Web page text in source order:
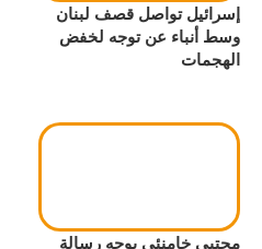
إسرائيل تواصل قصف لبنان
وسط أنباء عن توجه لخفض
الهجمات
مجتبى خامنئي يوجه رسالة